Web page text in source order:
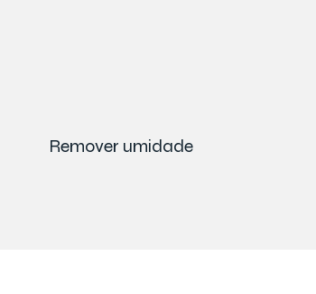
Remover umidade